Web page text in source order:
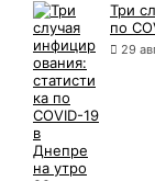
Три
по
29